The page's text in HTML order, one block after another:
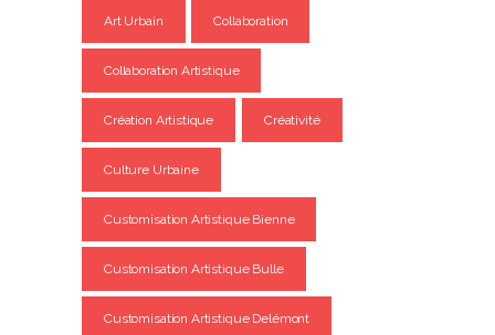
Art Urbain Collaboration
Collaboration Artistique
Création Artistique Créativité
Culture Urbaine
Customisation Artistique Bienne
Customisation Artistique Bulle
Customisation Artistique Delémont